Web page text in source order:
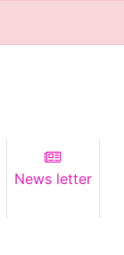
News letter